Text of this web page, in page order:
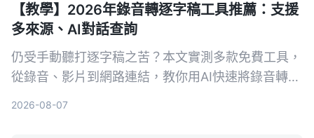
【教學】2026年錄音轉逐字稿工具推薦：支援
多來源、AI對話查詢
仍受手動聽打逐字稿之苦？本文實測多款免費工具，
從錄音、影片到網路連結，教你用AI快速將錄音轉為
2026-08-07